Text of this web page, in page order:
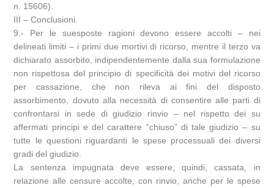
n. 15606).
III – Conclusioni.
9.- Per le suesposte ragioni devono essere accolti – nei
delineati limiti – i primi due mortivi di ricorso, mentre il terzo va
dichiarato assorbito, indipendentemente dalla sua formulazione
non rispettosa del principio di specificità dei motivi del ricorso
per cassazione, che non rileva ai fini del disposto
assorbimento, dovuto alla necessità di consentire alle parti di
confrontarsi in sede di giudizio rinvio – nel rispetto dei su
affermati principi e del carattere “chiuso” di tale giudizio – su
tutte le questioni riguardanti le spese processuali dei diversi
gradi del giudizio.
La sentenza impugnata deve essere, quindi, cassata, in
relazione alle censure accolte, con rinvio, anche per le spese